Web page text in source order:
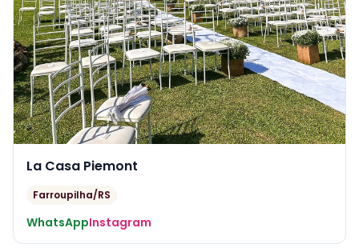
La Casa Piemont
Farroupilha/RS
WhatsAppInstagram